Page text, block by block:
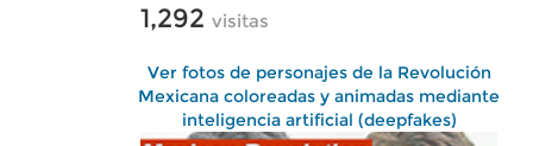
1,292 visitas
Ver fotos de personajes de la Revolución
Mexicana coloreadas y animadas mediante
inteligencia artificial (deepfakes)